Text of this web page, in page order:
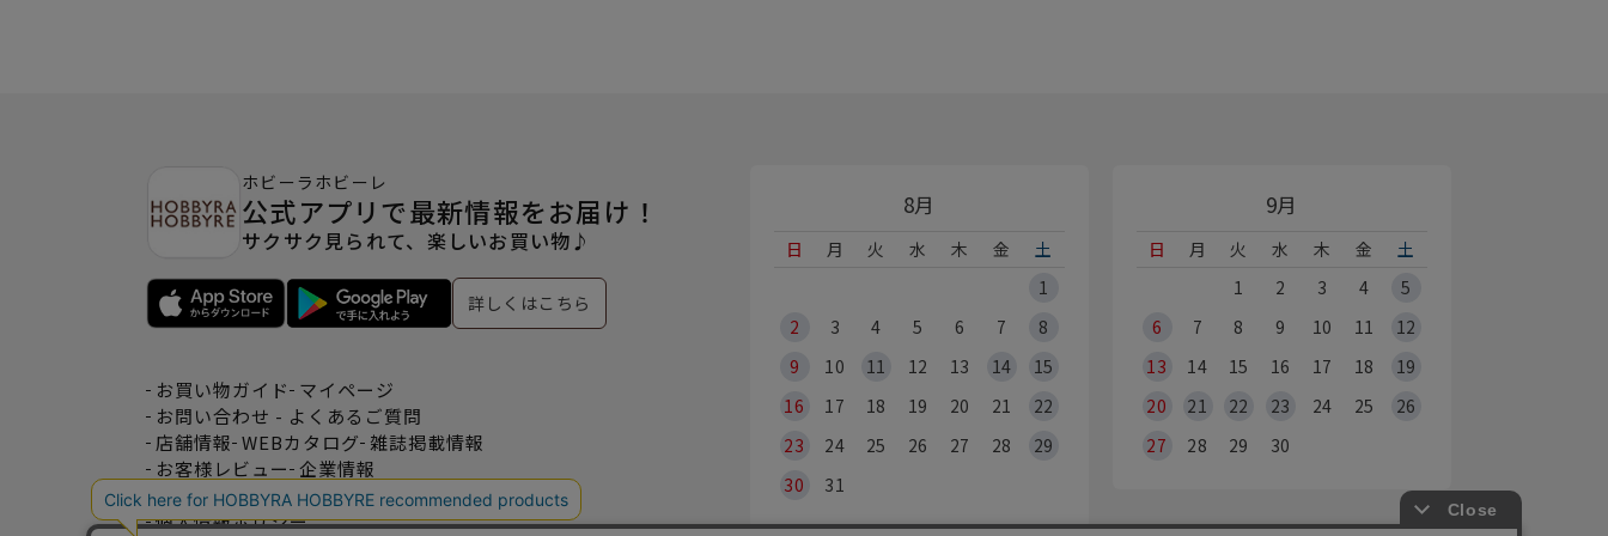
8月
日 月 火 水 木 金
土
1
2
3 4 5 6 7
8
9
10 11 12 13 14
15
16
17 18 19 20 21
22
23
24 25 26 27 28
29
30
31
9月
日 月 火 水 木 金
土
1
2 3 4
5
6
7 8 9 10 11
12
13
14 15 16 17 18
19
20
21 22 23 24 25
26
27
28 29 30
ホビーラホビーレ
公式アプリで最新情報をお届け！
サクサク見られて、楽しいお買い物♪
詳しくはこちら
お買い物ガイド マイページ
お問い合わせ - よくあるご質問
店舗情報 WEBカタログ 雑誌掲載情報
お客様レビュー 企業情報
特定商取引法表記 利用規約
個人情報ポリシー